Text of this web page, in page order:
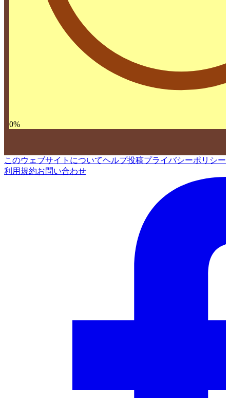
0%
このウェブサイトについてヘルプ投稿プライバシーポリシー
利用規約お問い合わせ